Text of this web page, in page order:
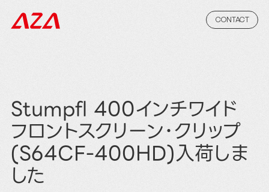
CONTACT
Stumpfl 400インチワイド
フロントスクリーン･クリップ
(S64CF-400HD)入荷しま
した